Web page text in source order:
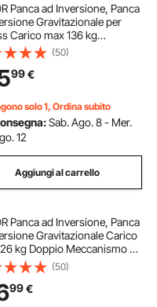
Panca ad Inversione, Panca
Gravitazionale per
Carico max 136 kg
a Rulli, Attrezzi per
Schiena Esercizio per
Vertebrale, Poggiapiedi
(50)
99€
solo 1, Ordina subito
Sab. Ago. 8 - Mer.
12
Aggiungi al carrello
Panca ad Inversione, Panca
Gravitazionale Carico
kg Doppio Meccanismo di
a Rulli, Attrezzi per
Schiena Esercizio per
Vertebrale, Ginocchia
(50)
99€